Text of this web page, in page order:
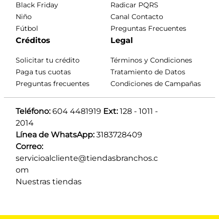
Black Friday
Niño
Fútbol
Radicar PQRS
Canal Contacto
Preguntas Frecuentes
Créditos
Solicitar tu crédito
Paga tus cuotas
Preguntas frecuentes
Legal
Términos y Condiciones
Tratamiento de Datos
Condiciones de Campañas
Teléfono: 604 4481919 Ext: 128 - 1011 -
2014
Línea de WhatsApp: 3183728409
Correo:
servicioalcliente@tiendasbranchos.c
om
Nuestras tiendas